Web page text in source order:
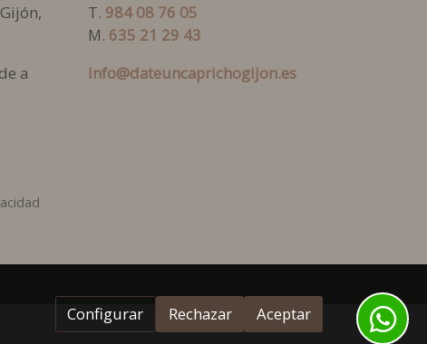
a
T. 984 08 76 05
M. 635 21 29 43
info@dateuncaprichogijon.es
Configurar Rechazar Aceptar